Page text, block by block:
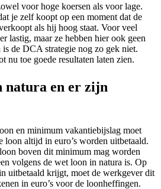
voor hoge koersen als voor lage.
je zelf koopt op een moment dat de
als hij hoog staat. Voor veel
lastig, maar ze hebben hier ook geen
de DCA strategie nog zo gek niet.
nu toe goede resultaten laten zien.
natura en er zijn
en minimum vakantiebijslag moet
loon altijd in euro’s worden uitbetaald.
boven dit minimum mag worden
volgens de wet loon in natura is. Op
uitbetaald krijgt, moet de werkgever dit
in euro’s voor de loonheffingen.